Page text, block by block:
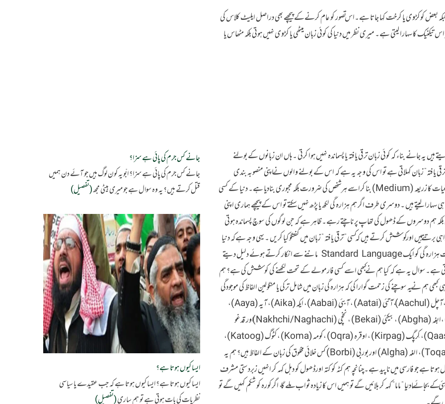
بعض کوکڑوی یا کرخت کہا جاتا ہے۔اس تصور کو عام کرنےکے پیچھے بھی دراصل ایلیٹ کلاس کی
کا سہارا لیتی ہے۔ میری نظر میں دنیا کی کوئی زبان میٹھی یا کڑوی نہیں ہوتی بلکہ مٹھاس یا
یہ جانے بناء کہ کوئی زبان ترقی یافتہ یا پسماندہ نہیں ہوا کرتی ۔ہاں ان زبانوں کے بولنے
یافتہ” زبان کہلاتی ہے تو اس کی وجہ یہ ہے کہ اس کے بولنے والوں نے اپنی منصوبہ بندی
،کوششوں اور عرق ریزی سےاسے ٹیکنالوجی کی زبان اور بین البر اعظمی ابلاغیات کا زریعہ (Medium) بنا کراسے ہرشخص کی ضرورت بلکہ مجبوری بنادیا ہے۔ دنیا کے کسی
سہارا لیتے ہیں ۔ دوسری طرف اگر ہم ہزارہ گی لکھ یا پڑھ نہیں سکتے تو اس کے پیچھے ہماری اپنی
بلکہ ہم دوسروں کے ڈھول کی تھاپ پر ناچتے رہے۔ظاہر ہے کہ جن لوگوں کی سوچ پسماندہ ہوتی
ہیں اور کوشش کرتے ہیں کہ کسی ” ترقی یافتہ ” زبان میں گفتگوکیا کریں ۔ یہی وجہ ہےکہ دنیا
کی بہت ساری زبانیں آہستہ آہستہ معدوم ہوتی جارہی ہے۔ بہت سارے دوست ہزارہ گی کو ایک Standard Language ماننے سے انکار کرتے ہوئے دلیل دیتے
ہوتی ہے۔سوال یہ ہے کہ کیا ہم نے کبھی اسے کسی فارمولے کے تحت لکھنے کی کوشش کی ہے؟ ہم
ہم نے یہ سوچنے کی زحمت گوارا کی کہ ہزارہ گی زبان میں شامل ترکی یا منگولین الفاظ کی موجودگی
کیا معنی رکھتی ہے؟ ہزارہ گی زبان میں آجئی (Aajai)،باکل (Baakul) ،آچل (Aachul) ،آتئی (Aatai) ، آبئی (Aabai)، ایکہ(Aika)، آیہ (Aaya)،
دادئی (Daadai)، آغئی (Aaghai)، باجی (Baaji)، آپی (Aapi) ،ابغہ (Abgha) ، بیکئی (Bekai) ، نخچی (Nakhchi/Naghachi) اور قدغو
(Qudghu) جیسے الفاظ کہاں سے آئے ؟ تولغہ(Tolgha) ،قاش(Qaash)، کِرپگ (Kirpag) ، اوقرہ (Oqra) ،کومہ (Koma) ،کٹوگ (Katoog)،
گیدگہ (Gedga)،قبرغہ (Qabargha)، کَورہ (Kawra)، توقئی (Toqai)، الغہ (Algha) اور بوربی (Borbi) کس خلائی مخلوق کی زبان کے الفاظ ہیں؟ ہم یہ
ہے جو فارسی میں ناپید ہے۔چنانچہ ہم کٹہ کو کتہ اورڈھول کو دہل کہہ کر انہیں زبردستی مشرف
مادر یا ” ماما” کہہ کر بلائیں گے تو ہمیں اس کا زیادہ ثواب ملے گا ، اگرکورہ کو شکم کہیں گے تو
جانے کس جرم کی پائی ہے سزا؟
جانے کس جرم کی پائی ہے سزا؟ ابّو یہ کون لوگ ہیں جو آئے دن ہمیں
قتل کرتے ہیں؟ یہ وہ سوال ہے جو میری بیٹی مجھ(تفصیل)
ایسا کیوں ہوتا ہے؟
ایسا کیوں ہوتا ہے؟ ایسا کیوں ہوتا ہے کہ جب عقیدے یا سیاسی
نظریات کی بات ہوتی ہے تو ہم ساری(تفصیل)